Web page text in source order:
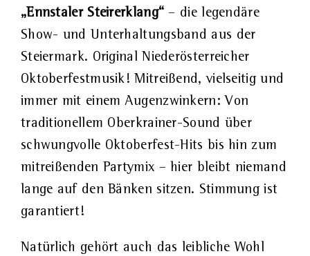
„Ennstaler Steirerklang“ – die legendäre
Show- und Unterhaltungsband aus der
Steiermark. Original Niederösterreicher
Oktoberfestmusik! Mitreißend, vielseitig und
immer mit einem Augenzwinkern: Von
traditionellem Oberkrainer-Sound über
schwungvolle Oktoberfest-Hits bis hin zum
mitreißenden Partymix – hier bleibt niemand
lange auf den Bänken sitzen. Stimmung ist
garantiert!
Natürlich gehört auch das leibliche Wohl